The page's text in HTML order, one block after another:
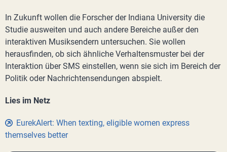
In Zukunft wollen die Forscher der Indiana University die
Studie ausweiten und auch andere Bereiche außer den
interaktiven Musiksendern untersuchen. Sie wollen
herausfinden, ob sich ähnliche Verhaltensmuster bei der
Interaktion über SMS einstellen, wenn sie sich im Bereich der
Politik oder Nachrichtensendungen abspielt.
Lies im Netz
EurekAlert: When texting, eligible women express
themselves better